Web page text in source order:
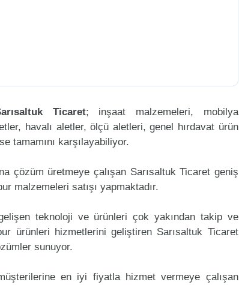
Ticaret; inşaat malzemeleri, mobilya
havalı aletler, ölçü aletleri, genel hırdavat ürün
tamamını karşılayabiliyor.
çözüm üretmeye çalışan Sarısaltuk Ticaret geniş
malzemeleri satışı yapmaktadır.
teknoloji ve ürünleri çok yakından takip ve
ürünleri hizmetlerini geliştiren Sarısaltuk Ticaret
sunuyor.
en iyi fiyatla hizmet vermeye çalışan